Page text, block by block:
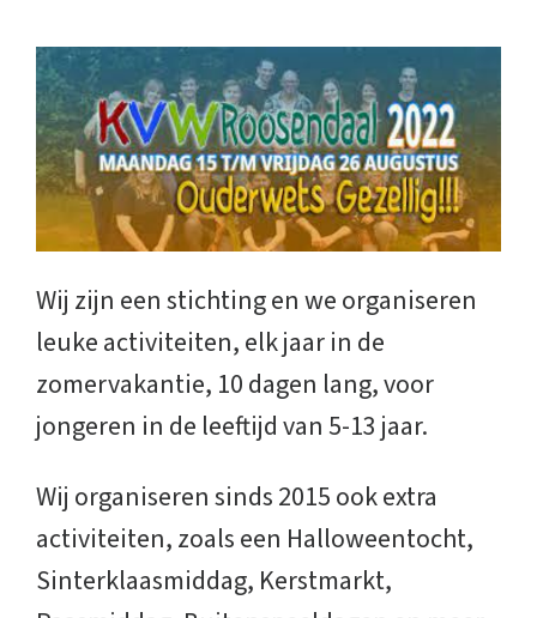
Wij zijn een stichting en we organiseren
leuke activiteiten, elk jaar in de
zomervakantie, 10 dagen lang, voor
jongeren in de leeftijd van 5-13 jaar.
Wij organiseren sinds 2015 ook extra
activiteiten, zoals een Halloweentocht,
Sinterklaasmiddag, Kerstmarkt,